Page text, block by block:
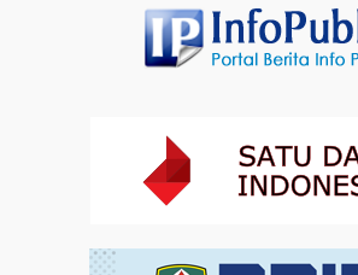
Dalam Zikir dan Doa
Makna Keberagaman
Kebangsaan di Monas